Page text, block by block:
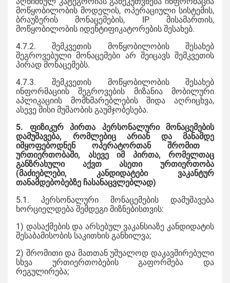
მოწყობილობის მოდელის, ოპერაციული სისტემის,
ბრაუზერის მონაცემების, IP მისამართის,
მოწყობილობის იდენტიფიკატორების შესახებ.
4.7.2. შემკვეთის მოწყობილობის შესახებ
შეგროვებული მონაცემები არ შეიცავს შემკვეთის
პირად მონაცემებს.
4.7.3. შემკვეთის მოწყობილობის შესახებ
ინფორმაციის შეგროვების მიზანია მობილური
აპლიკაციის მომხმარებლების შიდა აღრიცხვა,
ასევე მისი მუშაობის გაუმჯობესება.
5. ფიზიკურ პირთა პერსონალური მონაცემების
დამუშავება, რომლებიც არიან და მანამდე
იმყოფებოდნენოპერატორთან შრომით
ურთიერთობაში, ასევე იმ პირთა, რომელთაც
განზრახული აქვთ ასეთი ურთიერთობა
(მაძიებლები, კანდიდატები ვაკანტურ
თანამდებობებზე ჩასანაცვლებლად)
5.1. პერსონალური მონაცემების დამუშავება
ხორციელდება შემდეგი მიზნებისთვის:
1) დასაქმების და არსებულ ვაკანსიაზე კანდიდატის
შესაბამისობის საკითხის განხილვა;
2) შრომითი და მათთან უშუალოდ დაკავშირებული
სხვა ურთიერთობების გაფორმება და
რეგულირება;